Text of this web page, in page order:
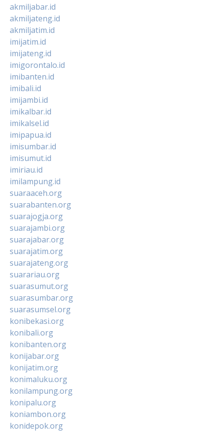
akmiljabar.id
akmiljateng.id
akmiljatim.id
imijatim.id
imijateng.id
imigorontalo.id
imibanten.id
imibali.id
imijambi.id
imikalbar.id
imikalsel.id
imipapua.id
imisumbar.id
imisumut.id
imiriau.id
imilampung.id
suaraaceh.org
suarabanten.org
suarajogja.org
suarajambi.org
suarajabar.org
suarajatim.org
suarajateng.org
suarariau.org
suarasumut.org
suarasumbar.org
suarasumsel.org
konibekasi.org
konibali.org
konibanten.org
konijabar.org
konijatim.org
konimaluku.org
konilampung.org
konipalu.org
koniambon.org
konidepok.org